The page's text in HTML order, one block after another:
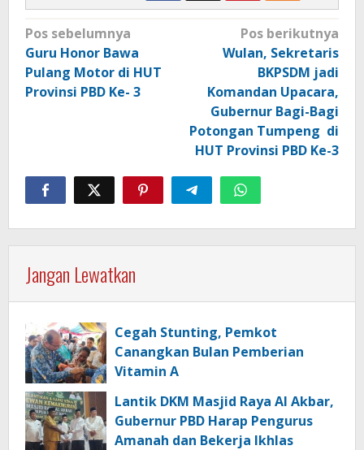
Navigasi
pos
Pos sebelumnya
Guru Honor Bawa
Pulang Motor di HUT
Provinsi PBD Ke- 3
Pos berikutnya
Wulan, Sekretaris
BKPSDM jadi
Komandan Upacara,
Gubernur Bagi-Bagi
Potongan Tumpeng di
HUT Provinsi PBD Ke-3
Jangan Lewatkan
Cegah Stunting, Pemkot
Canangkan Bulan Pemberian
Vitamin A
Lantik DKM Masjid Raya Al Akbar,
Gubernur PBD Harap Pengurus
Amanah dan Bekerja Ikhlas